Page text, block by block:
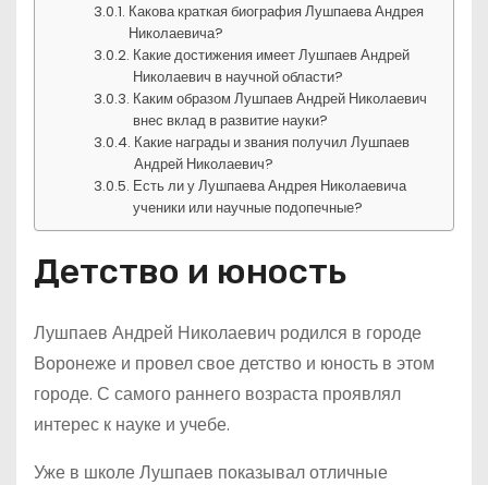
Какова краткая биография Лушпаева Андрея
Николаевича?
Какие достижения имеет Лушпаев Андрей
Николаевич в научной области?
Каким образом Лушпаев Андрей Николаевич
внес вклад в развитие науки?
Какие награды и звания получил Лушпаев
Андрей Николаевич?
Есть ли у Лушпаева Андрея Николаевича
ученики или научные подопечные?
Детство и юность
Лушпаев Андрей Николаевич родился в городе
Воронеже и провел свое детство и юность в этом
городе. С самого раннего возраста проявлял
интерес к науке и учебе.
Уже в школе Лушпаев показывал отличные